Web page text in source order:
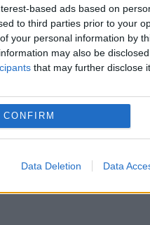
based ads based on
to third parties prior to your
your personal information by
may also be
that may further disclose
CONFIRM
Data Deletion Data
o problemă